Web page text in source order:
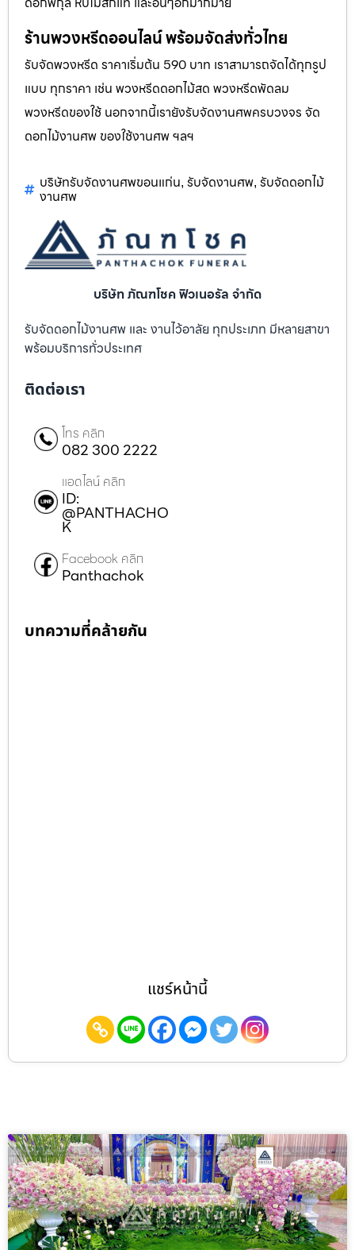
ร้านพวงหรีดออนไลน์ พร้อมจัดส่งทั่วไทย
รับจัดพวงหรีด ราคาเริ่มต้น 590 บาท เราสามารถจัดได้ทุกรูป
แบบ ทุกราคา เช่น พวงหรีดดอกไม้สด พวงหรีดพัดลม
พวงหรีดของใช้ นอกจากนี้เรายังรับจัดงานศพครบวงจร จัด
ดอกไม้งานศพ ของใช้งานศพ ฯลฯ
บริษัทรับจัดงานศพขอนแก่น, รับจัดงานศพ, รับจัดดอกไม้
งานศพ
บริษัท ภัณฑโชค ฟิวเนอรัล จำกัด
รับจัดดอกไม้งานศพ และ งานไว้อาลัย ทุกประเภท มีหลายสาขา
พร้อมบริการทั่วประเทศ
ติดต่อเรา
โทร คลิก
082 300 2222
แอดไลน์ คลิก
ID:
@PANTHACHO
K
Facebook คลิก
Panthachok
บทความที่คล้ายกัน
แชร์หน้านี้